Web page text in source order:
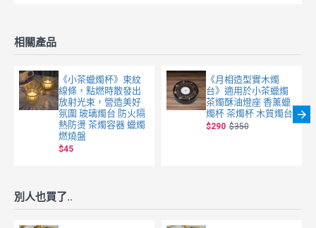
相關產品
《小茶蠟燭杯》束紋
線條，點燃時散發出
放射光束，營造美好
氛圍 玻璃燭台 防火隔
熱防燙 茶燭容器 蠟燭
燃燒盤
$45
《月相造型實木燭
台》適用於小茶蠟燭
茶燭酥油燈座 香薰蠟
燭杯 茶燭杯 木質燭台
$290 $350
別人也買了..